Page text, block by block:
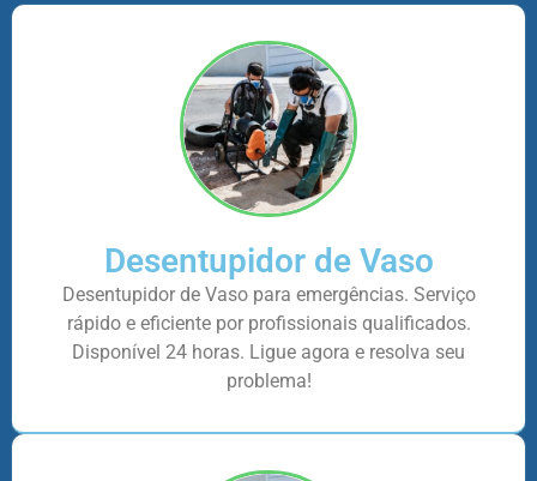
Desentupidor de Vaso
Desentupidor de Vaso para emergências. Serviço
rápido e eficiente por profissionais qualificados.
Disponível 24 horas. Ligue agora e resolva seu
problema!